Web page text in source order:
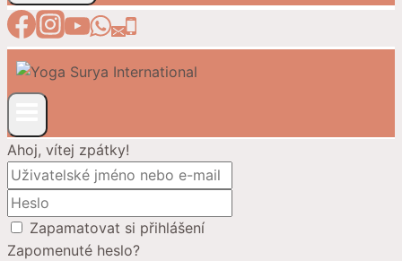
Ahoj, vítej zpátky!
Zapamatovat si přihlášení
Zapomenuté heslo?